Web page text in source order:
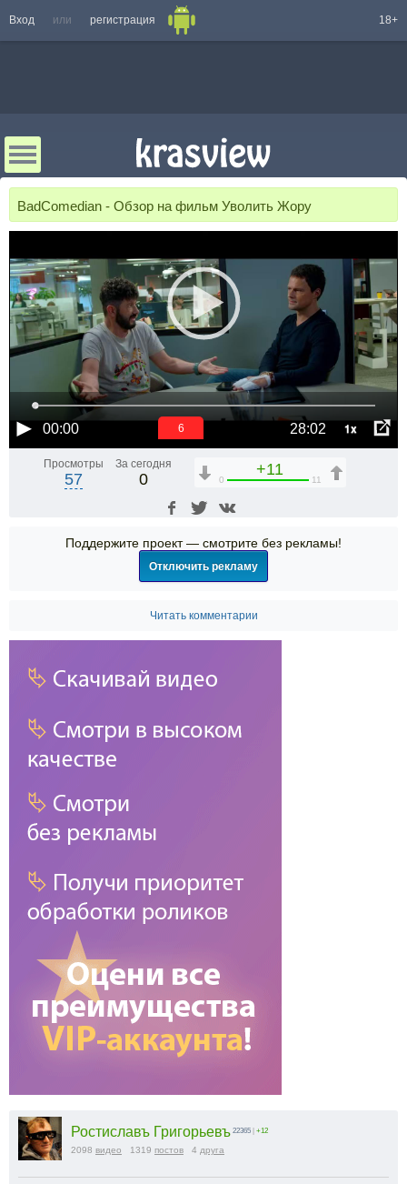
Вход или регистрация 18+
BadComedian - Обзор на фильм Уволить Жору
00:00 28:02 1x
6
Просмотры
57
За сегодня
0
+11
0 11
Поддержите проект — смотрите без рекламы!
Отключить рекламу
Читать комментарии
Ростиславъ Григорьевъ 22365 +12
2098 видео 1319 постов 4 друга